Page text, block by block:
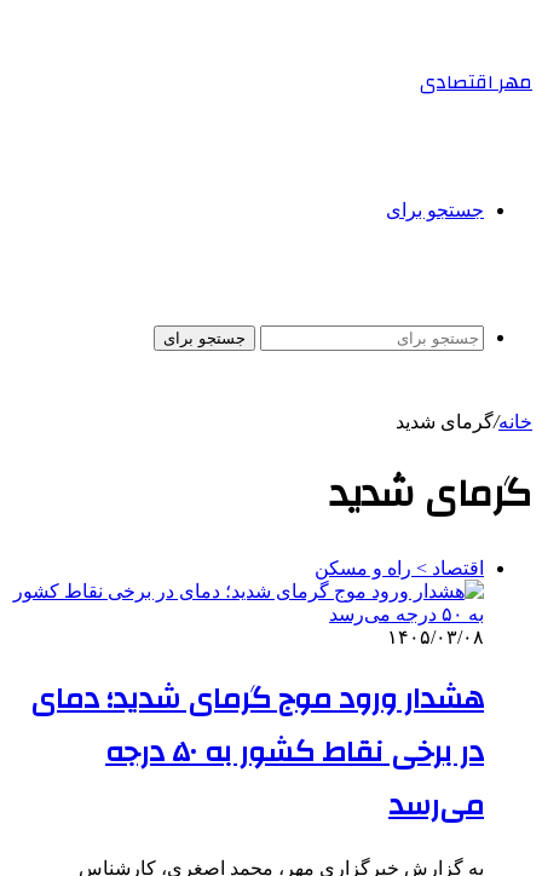
مهر اقتصادی
جستجو برای
جستجو برای
خانه/گرمای شدید
گرمای شدید
اقتصاد > راه و مسکن
۱۴۰۵/۰۳/۰۸
هشدار ورود موج گرمای شدید؛ دمای
در برخی نقاط کشور به ۵۰ درجه
می‌رسد
به گزارش خبرگزاری مهر، محمد اصغری، کارشناس